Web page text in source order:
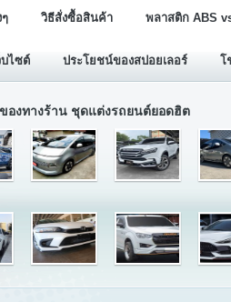
วิธีสั่งซื้อสินค้า พลาสติก ABS
บไซต์ ประโยชน์ของสปอยเลอร์ โ
องทางร้าน ชุดแต่งรถยนต์ยอดฮิต